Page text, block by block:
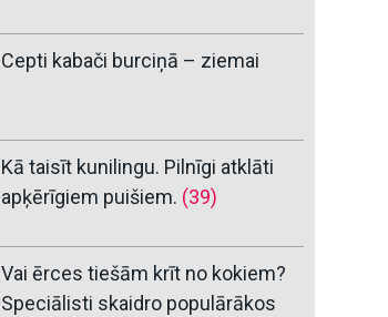
Cepti kabači burciņā – ziemai
Kā taisīt kunilingu. Pilnīgi atklāti
apķērīgiem puišiem. (39)
Vai ērces tiešām krīt no kokiem?
Speciālisti skaidro populārākos